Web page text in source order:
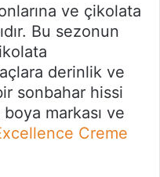
ve çikolata
Bu sezonun
derinlik ve
sonbahar hissi
markası ve
Creme